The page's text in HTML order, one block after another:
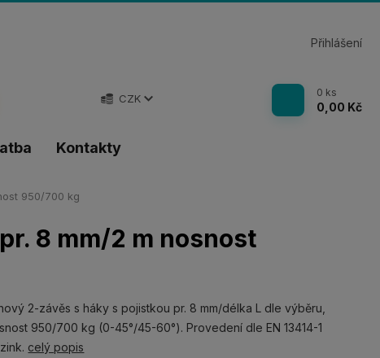
Kontakty
CZK
Přihlášení
0 ks
0,00 Kč
950/700 kg
8 mm/2 m nosnost
2-závěs s háky s pojistkou pr. 8 mm/délka L dle výběru,
950/700 kg (0-45°/45-60°). Provedení dle EN 13414-1
celý popis